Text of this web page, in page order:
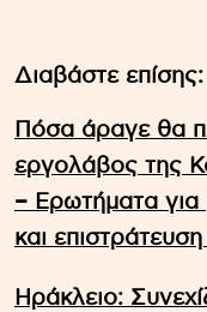
Διαβάστε επίσης:
Πόσα άραγε θα
εργολάβος της
– Ερωτήματα
και
Ηράκλειο: